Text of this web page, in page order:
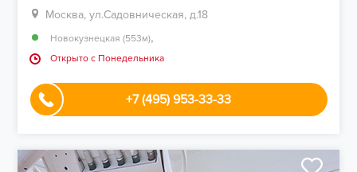
Москва, ул.Садовническая, д.18
Новокузнецкая (553м),
Открыто c Понедельника
+7 (495) 953-33-33